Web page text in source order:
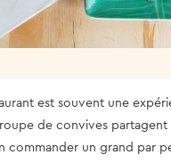
est souvent une
de convives partagent
commander un grand par